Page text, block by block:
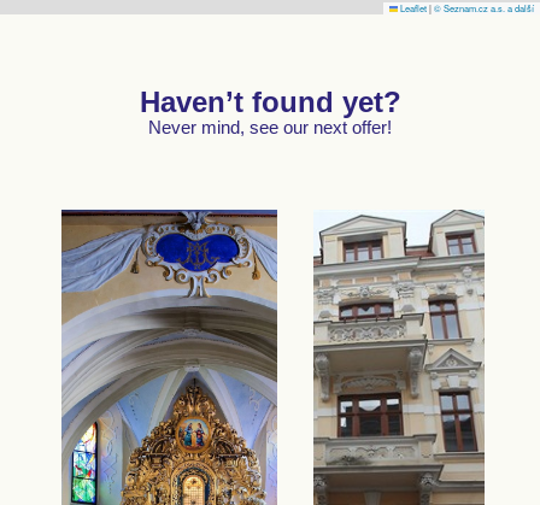
Leaflet|© Seznam.cz a.s. a další
Haven’t found yet?
Never mind, see our next offer!